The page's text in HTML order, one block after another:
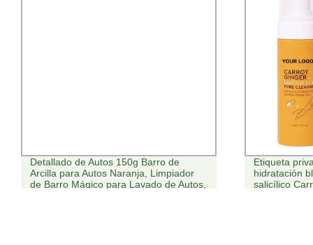
Detallado de Autos 150g Barro de
Arcilla para Autos Naranja, Limpiador
de Barro Mágico para Lavado de Autos,
Etiqueta
hidratación
salicílico